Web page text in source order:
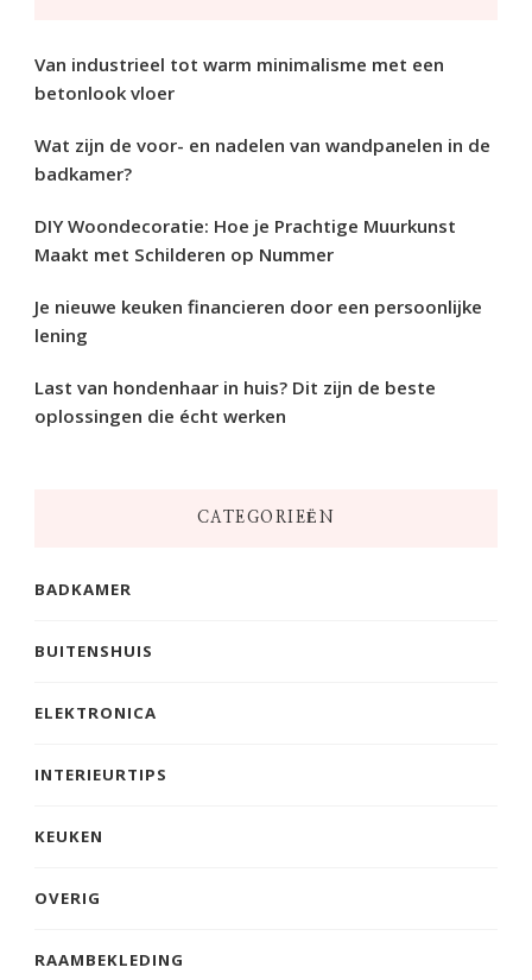
Van industrieel tot warm minimalisme met een
betonlook vloer
Wat zijn de voor- en nadelen van wandpanelen in de
badkamer?
DIY Woondecoratie: Hoe je Prachtige Muurkunst
Maakt met Schilderen op Nummer
Je nieuwe keuken financieren door een persoonlijke
lening
Last van hondenhaar in huis? Dit zijn de beste
oplossingen die écht werken
CATEGORIEËN
BADKAMER
BUITENSHUIS
ELEKTRONICA
INTERIEURTIPS
KEUKEN
OVERIG
RAAMBEKLEDING